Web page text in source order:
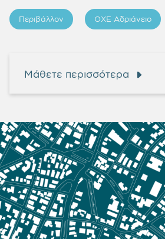
Περιβάλλον ΟΧΕ Αδριάνειο
Μάθετε περισσότερα